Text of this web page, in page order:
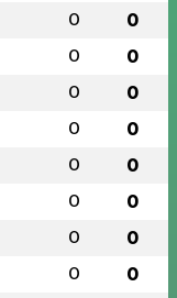
0 0
0 0
0 0
0 0
0 0
0 0
0 0
0 0